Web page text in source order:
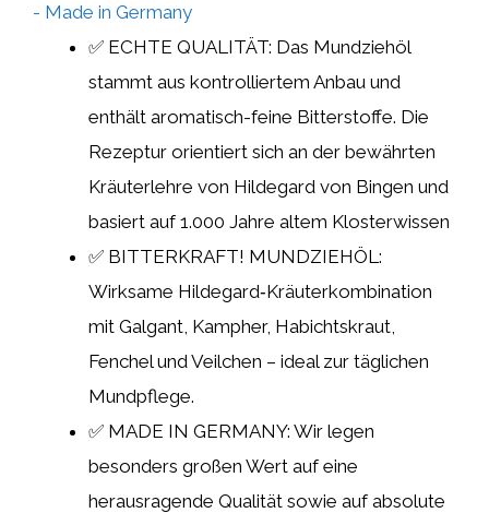
- Made in Germany
✅ ECHTE QUALITÄT: Das Mundziehöl
stammt aus kontrolliertem Anbau und
enthält aromatisch-feine Bitterstoffe. Die
Rezeptur orientiert sich an der bewährten
Kräuterlehre von Hildegard von Bingen und
basiert auf 1.000 Jahre altem Klosterwissen
✅ BITTERKRAFT! MUNDZIEHÖL:
Wirksame Hildegard‐Kräuterkombination
mit Galgant, Kampher, Habichtskraut,
Fenchel und Veilchen – ideal zur täglichen
Mundpflege.
✅ MADE IN GERMANY: Wir legen
besonders großen Wert auf eine
herausragende Qualität sowie auf absolute